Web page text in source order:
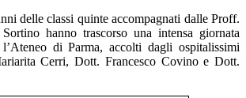
delle classi quinte accompagnati dalle Proff.
hanno trascorso una intensa giornata
di Parma, accolti dagli ospitalissimi
Cerri, Dott. Francesco Covino e Dott.